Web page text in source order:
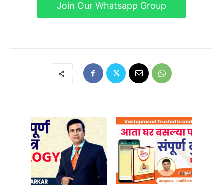
Join Our Whatsapp Group